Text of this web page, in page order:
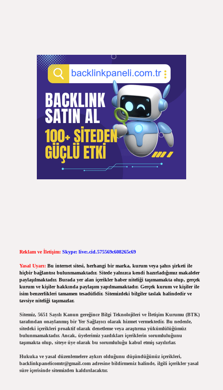
Reklam ve İletişim: Skype: live:.cid.575569c608265c69
Yasal Uyarı: Bu internet sitesi, herhangi bir marka, kurum veya şahıs şirketi ile
hiçbir bağlantısı bulunmamaktadır. Sitede yalnızca kendi hazırladığımız makaleler
paylaşılmaktadır. Burada yer alan içerikler haber niteliği taşımamakta olup, gerçek
kurum ve kişiler hakkında paylaşım yapılmamaktadır. Gerçek kurum ve kişiler ile
isim benzerlikleri tamamen tesadüfidir. Sitemizdeki bilgiler taslak halindedir ve
tavsiye niteliği taşımazlar.
Sitemiz, 5651 Sayılı Kanun gereğince Bilgi Teknolojileri ve İletişim Kurumu (BTK)
tarafından onaylanmış bir Yer Sağlayıcı olarak hizmet vermektedir. Bu nedenle,
sitedeki içerikleri proaktif olarak denetleme veya araştırma yükümlülüğümüz
bulunmamaktadır. Ancak, üyelerimiz yazdıkları içeriklerin sorumluluğunu
taşımakta olup, siteye üye olarak bu sorumluluğu kabul etmiş sayılırlar.
Hukuka ve yasal düzenlemelere aykırı olduğunu düşündüğünüz içerikleri,
backlinkpanelicomtr@gmail.comadresine bildirmeniz halinde, ilgili içerikler yasal
süre içerisinde sitemizden kaldırılacaktır.